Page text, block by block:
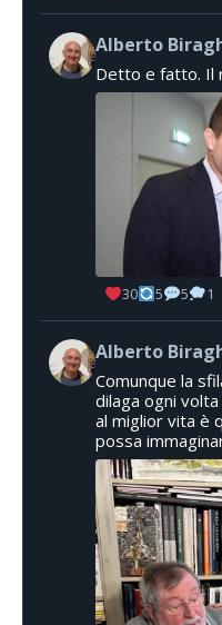
Alberto
Detto e fatto. Il
30 5 5 1
Alberto
Comunque la
dilaga ogni
al miglior vita è
possa